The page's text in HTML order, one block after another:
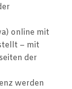
online mit
– mit
der
werden